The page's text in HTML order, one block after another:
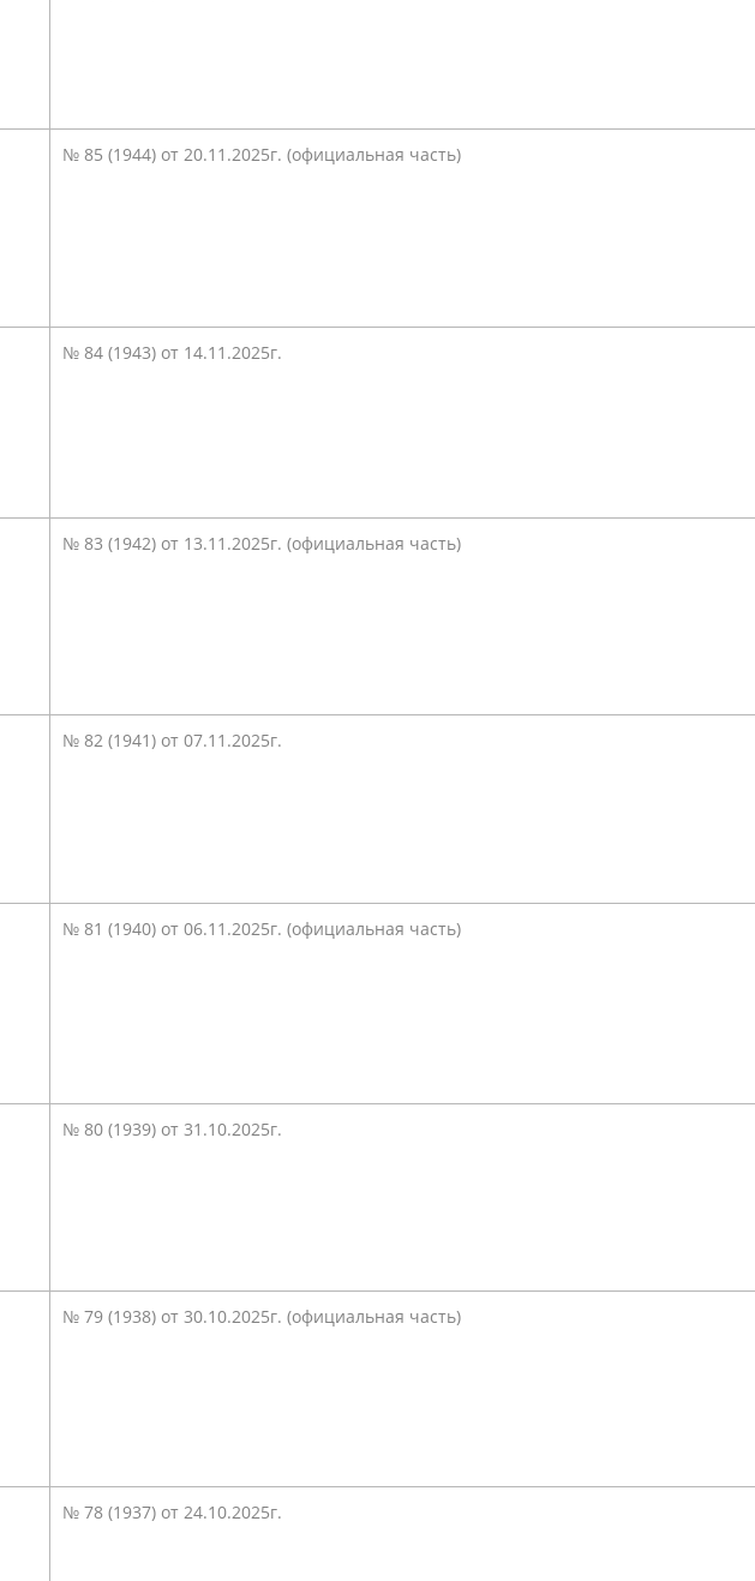
№ 85 (1944) от 20.11.2025г. (официальная часть)
№ 84 (1943) от 14.11.2025г.
№ 83 (1942) от 13.11.2025г. (официальная часть)
№ 82 (1941) от 07.11.2025г.
№ 81 (1940) от 06.11.2025г. (официальная часть)
№ 80 (1939) от 31.10.2025г.
№ 79 (1938) от 30.10.2025г. (официальная часть)
№ 78 (1937) от 24.10.2025г.